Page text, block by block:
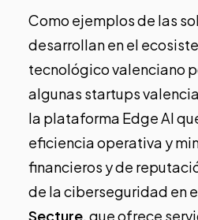
Como ejemplos de las
desarrollan en el
tecnológico valenciano
algunas startups
la plataforma Edge AI
eficiencia operativa y
financieros y de
de la ciberseguridad en
Secture, que ofrece